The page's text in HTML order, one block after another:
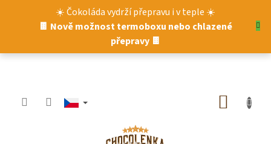
☀️ Čokoláda vydrží přepravu i v teple ☀️
🍫 Nově možnost termoboxu nebo chlazené
přepravy 🍫